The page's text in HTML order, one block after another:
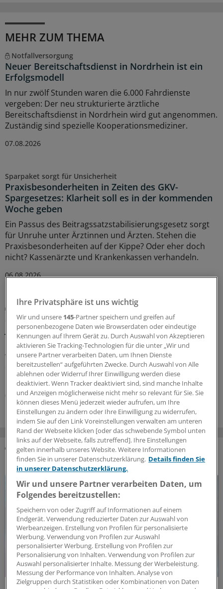
MEHR ZUM THEMA
Notfallversorgung
Neuer Bereitschaftsdienst in Nordrhein ist ein
Erfolgsmodell
In nur zwölf Stunden waren die 6.000 Fahrdienste
vergeben: Der neu strukturierte ärztliche
Bereitschaftsdienst in Nordrhein wird gut angenommen.
Zuständig sind spezielle Kooperationsmediziner.
07.08.2026
Sparpaket sorgt für Unsicherheit
Praxisbesonderheiten in Zeiten des GKV-
Spargesetzes: Klarheit soll es in der kommenden
Woche geben
Ein Passus des Beitragssatzstabilisierungsgesetz sorgt
für Unruhe unter Ärztinnen und Ärzten. Stehen die
Praxisbesonderheiten auf der Kippe? Oder eher doch
nicht? Kassenärzte und Krankenkassen verhandeln.
06.08.2026
GKV-Spargesetz
Sparliste der KBV: So hoch könnten die Verluste
jeder Praxis sein
Die Kassenärztliche Bundesvereinigung hat eine Liste
vorgelegt, in der sie die möglichen finanziellen Folgen
des GKV-Spargesetzes pro Ärztin bzw. Arzt auflistet. Die
Unterschiede zwischen Haus- und Fachärzten sind groß.
05.08.2026
DAS KÖNNTE SIE AUCH INTERESSIEREN
Ihre Privatsphäre ist uns wichtig
Wir und unsere 145-Partner speichern und greifen auf
personenbezogene Daten wie Browserdaten oder eindeutige
Kennungen auf Ihrem Gerät zu. Durch Auswahl von Akzeptieren
aktivieren Sie Tracking-Technologien für die unter „Wir und
unsere Partner verarbeiten Daten, um Ihnen Dienste
bereitzustellen“ aufgeführten Zwecke. Durch Auswahl von Alle
ablehnen oder Widerruf Ihrer Einwilligung werden diese
deaktiviert. Wenn Tracker deaktiviert sind, sind manche Inhalte
und Anzeigen möglicherweise nicht mehr so relevant für Sie. Sie
können dieses Menü jederzeit wieder aufrufen, um Ihre
Einstellungen zu ändern oder Ihre Einwilligung zu widerrufen,
indem Sie auf den Link Voreinstellungen verwalten am unteren
Rand der Webseite klicken [oder das schwebende Symbol unten
links auf der Webseite, falls zutreffend]. Ihre Einstellungen
gelten innerhalb unseres Website. Weitere Informationen
finden Sie in unserer Datenschutzerklärung. Details finden Sie
in unserer Datenschutzerklärung.
Wir und unsere Partner verarbeiten Daten, um
Folgendes bereitzustellen:
Speichern von oder Zugriff auf Informationen auf einem
Endgerät. Verwendung reduzierter Daten zur Auswahl von
Werbeanzeigen. Erstellung von Profilen für personalisierte
Werbung. Verwendung von Profilen zur Auswahl
personalisierter Werbung. Erstellung von Profilen zur
Personalisierung von Inhalten. Verwendung von Profilen zur
Auswahl personalisierter Inhalte. Messung der Werbeleistung.
Messung der Performance von Inhalten. Analyse von
Zielgruppen durch Statistiken oder Kombinationen von Daten